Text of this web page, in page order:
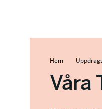
Hem
Våra